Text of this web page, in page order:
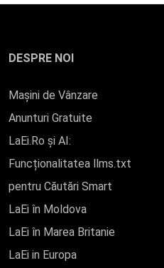
DESPRE NOI
Mașini de Vânzare
Anunturi Gratuite
LaEi.Ro și AI:
Funcționalitatea llms.txt
pentru Căutări Smart
LaEi în Moldova
LaEi în Marea Britanie
LaEi in Europa